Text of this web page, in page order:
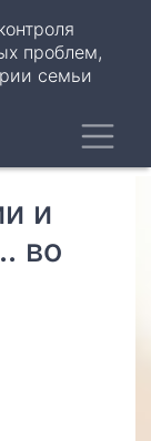
проблем,
семьи
и
во